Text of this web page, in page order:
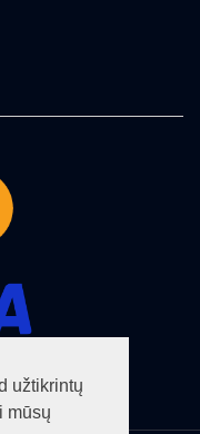
užtikrintų
mūsų